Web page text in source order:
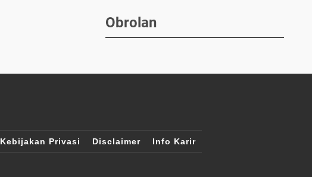
Obrolan
Kebijakan Privasi Disclaimer Info Karir